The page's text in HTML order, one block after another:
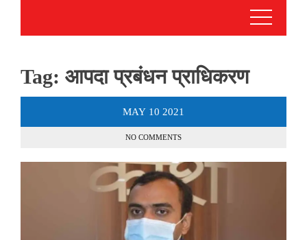
Tag: आपदा प्रबंधन प्राधिकरण
MAY 10 2021
NO COMMENTS